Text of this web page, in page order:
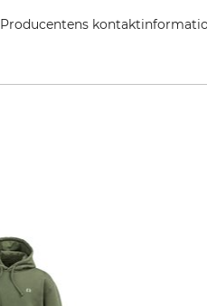
Producentens